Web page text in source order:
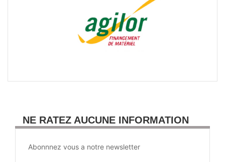
NE RATEZ AUCUNE INFORMATION
Abonnnez vous a notre newsletter